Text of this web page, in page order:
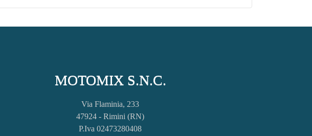
MOTOMIX S.N.C.
Via Flaminia, 233
47924 - Rimini (RN)
P.Iva 02473280408